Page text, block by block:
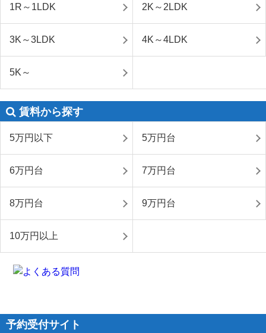
1R～1LDK 2K～2LDK
3K～3LDK 4K～4LDK
5K～
賃料から探す
5万円以下 5万円台
6万円台 7万円台
8万円台 9万円台
10万円以上
予約受付サイト